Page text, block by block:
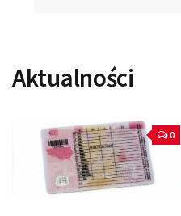
Aktualności
0